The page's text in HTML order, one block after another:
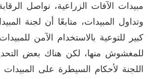
مبيدات الآفات الزراعية، نواصل
وتداول المبيدات، متابعًا أن لجنة
كبير للتوعية بالاستخدام الآمن
للمغشوش منها، لكن هناك بعض
اللجنة لأحكام السيطرة على